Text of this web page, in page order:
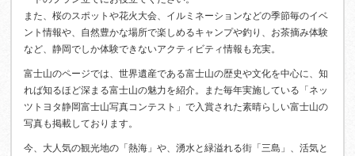
また、桜のスポットや花火大会、イルミネーションなどの季節毎のイベ
ント情報や、自然豊かな場所で楽しめるキャンプや釣り、お茶摘み体験
など、静岡でしか体験できないアクティビティ情報も充実。
富士山のページでは、世界遺産である富士山の歴史や文化を中心に、知
れば知るほど深まる富士山の魅力を紹介。また毎年実施している「ネッ
ツトヨタ静岡富士山写真コンテスト」で入賞された素晴らしい富士山の
写真も掲載しております。
今、大人気の観光地の「熱海」や、湧水と緑溢れる街「三島」、活気と